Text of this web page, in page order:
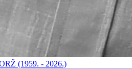
(1959. - 2026.)